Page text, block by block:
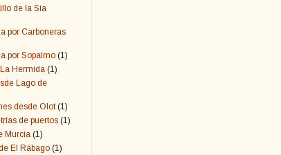
de la Sía
por Carboneras
por Sopalmo (1)
Hermida (1)
Lago de
desde Olot (1)
de puertos (1)
Murcia (1)
El Rábago (1)